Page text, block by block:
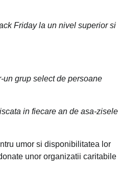
Friday la un nivel superior si
un grup select de persoane
in fiecare an de asa-zisele
umor si disponibilitatea lor
unor organizatii caritabile